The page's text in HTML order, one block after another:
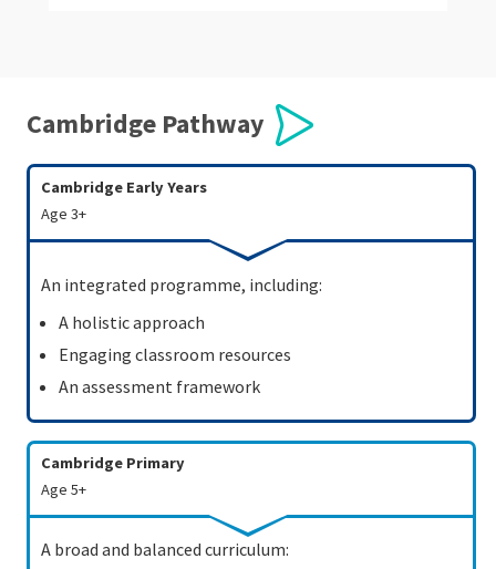
Cambridge Pathway
Cambridge Early Years
Age 3+
An integrated programme, including:
A holistic approach
Engaging classroom resources
An assessment framework
Cambridge Primary
Age 5+
A broad and balanced curriculum: